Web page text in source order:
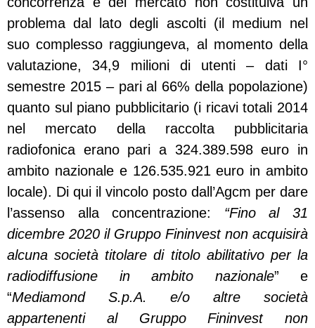
problema dal lato degli ascolti (il medium nel
suo complesso raggiungeva, al momento della
valutazione, 34,9 milioni di utenti – dati I°
semestre 2015 – pari al 66% della popolazione)
quanto sul piano pubblicitario (i ricavi totali 2014
nel mercato della raccolta pubblicitaria
radiofonica erano pari a 324.389.598 euro in
ambito nazionale e 126.535.921 euro in ambito
locale). Di qui il vincolo posto dall’Agcm per dare
l’assenso alla concentrazione: “Fino al 31
dicembre 2020 il Gruppo Fininvest non acquisirà
alcuna società titolare di titolo abilitativo per la
radiodiffusione in ambito nazionale” e
“Mediamond S.p.A. e/o altre società
appartenenti al Gruppo Fininvest non